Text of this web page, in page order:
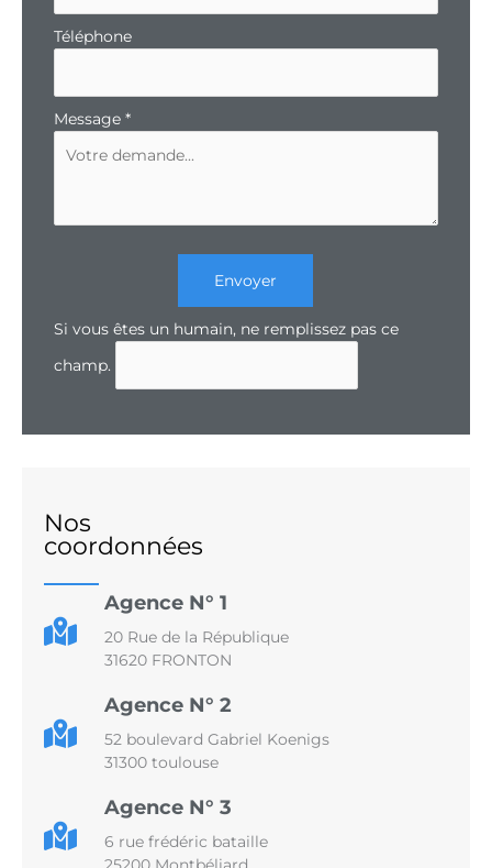
Téléphone
Message *
Envoyer
Si vous êtes un humain, ne remplissez pas ce
champ.
Nos
coordonnées
Agence N° 1
20 Rue de la République
31620 FRONTON
Agence N° 2
52 boulevard Gabriel Koenigs
31300 toulouse
Agence N° 3
6 rue frédéric bataille